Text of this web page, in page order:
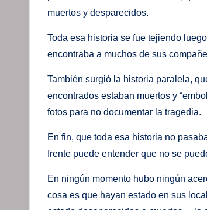
muertos y desparecidos.
Toda esa historia se fue tejiendo
encontraba a muchos de sus
También surgió la historia paralela,
encontrados estaban muertos y
fotos para no documentar la tragedia.
En fin, que toda esa historia no
frente puede entender que no se
En ningún momento hubo ningún
cosa es que hayan estado en sus